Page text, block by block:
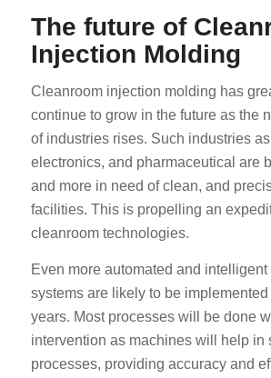
The future of
Injection Molding
Cleanroom injection molding has
continue to grow in the future as the
of industries rises. Such industries
electronics, and pharmaceutical are
and more in need of clean, and
facilities. This is propelling an
cleanroom technologies.
Even more automated and
systems are likely to be
years. Most processes will be done
intervention as machines will help in
processes, providing accuracy and
FI
NB
SV
RO
ES_MX